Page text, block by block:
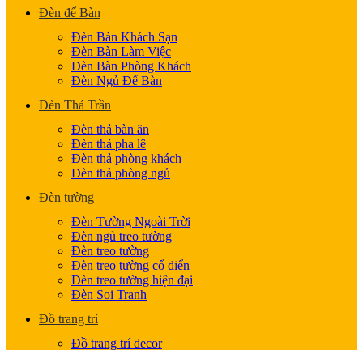
Đèn để Bàn
Đèn Bàn Khách Sạn
Đèn Bàn Làm Việc
Đèn Bàn Phòng Khách
Đèn Ngủ Để Bàn
Đèn Thả Trần
Đèn thả bàn ăn
Đèn thả pha lê
Đèn thả phòng khách
Đèn thả phòng ngủ
Đèn tường
Đèn Tường Ngoài Trời
Đèn ngủ treo tường
Đèn treo tường
Đèn treo tường cổ điển
Đèn treo tường hiện đại
Đèn Soi Tranh
Đồ trang trí
Đồ trang trí decor